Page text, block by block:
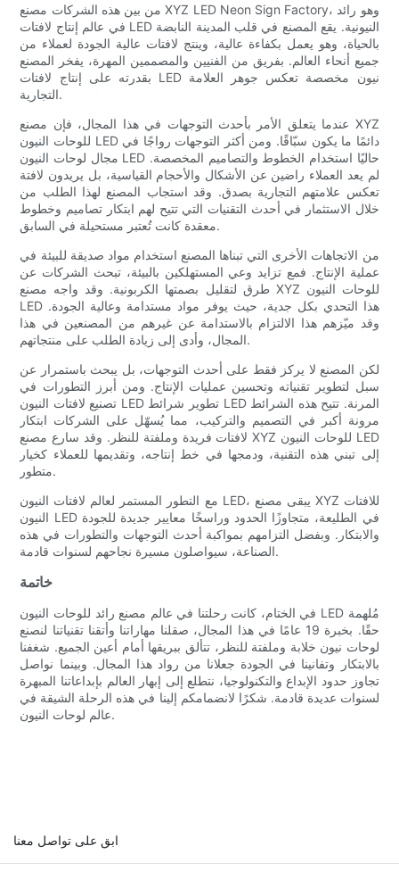
من بين هذه الشركات مصنع XYZ LED Neon Sign Factory، وهو رائد
في عالم إنتاج لافتات LED النيونية. يقع المصنع في قلب المدينة النابضة
بالحياة، وهو يعمل بكفاءة عالية، وينتج لافتات عالية الجودة لعملاء من
جميع أنحاء العالم. بفريق من الفنيين والمصممين المهرة، يفخر المصنع
بقدرته على إنتاج لافتات LED نيون مخصصة تعكس جوهر العلامة
التجارية.
عندما يتعلق الأمر بأحدث التوجهات في هذا المجال، فإن مصنع XYZ
للوحات النيون LED دائمًا ما يكون سبّاقًا. ومن أكثر التوجهات رواجًا في
مجال لوحات النيون LED حاليًا استخدام الخطوط والتصاميم المخصصة.
لم يعد العملاء راضين عن الأشكال والأحجام القياسية، بل يريدون لافتة
تعكس علامتهم التجارية بصدق. وقد استجاب المصنع لهذا الطلب من
خلال الاستثمار في أحدث التقنيات التي تتيح لهم ابتكار تصاميم وخطوط
معقدة كانت تُعتبر مستحيلة في السابق.
من الاتجاهات الأخرى التي تبناها المصنع استخدام مواد صديقة للبيئة في
عملية الإنتاج. فمع تزايد وعي المستهلكين بالبيئة، تبحث الشركات عن
طرق لتقليل بصمتها الكربونية. وقد واجه مصنع XYZ للوحات النيون
LED هذا التحدي بكل جدية، حيث يوفر مواد مستدامة وعالية الجودة.
وقد ميّزهم هذا الالتزام بالاستدامة عن غيرهم من المصنعين في هذا
المجال، وأدى إلى زيادة الطلب على منتجاتهم.
لكن المصنع لا يركز فقط على أحدث التوجهات، بل يبحث باستمرار عن
سبل لتطوير تقنياته وتحسين عمليات الإنتاج. ومن أبرز التطورات في
تصنيع لافتات النيون LED تطوير شرائط LED المرنة. تتيح هذه الشرائط
مرونة أكبر في التصميم والتركيب، مما يُسهّل على الشركات ابتكار
لافتات فريدة وملفتة للنظر. وقد سارع مصنع XYZ للوحات النيون LED
إلى تبني هذه التقنية، ودمجها في خط إنتاجه، وتقديمها للعملاء كخيار
متطور.
مع التطور المستمر لعالم لافتات النيون LED، يبقى مصنع XYZ للافتات
النيون LED في الطليعة، متجاوزًا الحدود وراسخًا معايير جديدة للجودة
والابتكار. وبفضل التزامهم بمواكبة أحدث التوجهات والتطورات في هذه
الصناعة، سيواصلون مسيرة نجاحهم لسنوات قادمة.
خاتمة
في الختام، كانت رحلتنا في عالم مصنع رائد للوحات النيون LED مُلهمة
حقًا. بخبرة 19 عامًا في هذا المجال، صقلنا مهاراتنا وأتقنا تقنياتنا لنصنع
لوحات نيون خلابة وملفتة للنظر، تتألق ببريقها أمام أعين الجميع. شغفنا
بالابتكار وتفانينا في الجودة جعلانا من رواد هذا المجال. وبينما نواصل
تجاوز حدود الإبداع والتكنولوجيا، نتطلع إلى إبهار العالم بإبداعاتنا المبهرة
لسنوات عديدة قادمة. شكرًا لانضمامكم إلينا في هذه الرحلة الشيقة في
عالم لوحات النيون.
ابق على تواصل معنا